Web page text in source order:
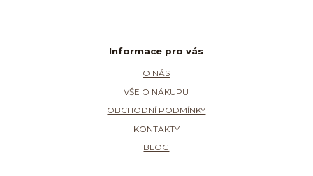
Informace pro vás
O NÁS
VŠE O NÁKUPU
OBCHODNÍ PODMÍNKY
KONTAKTY
BLOG